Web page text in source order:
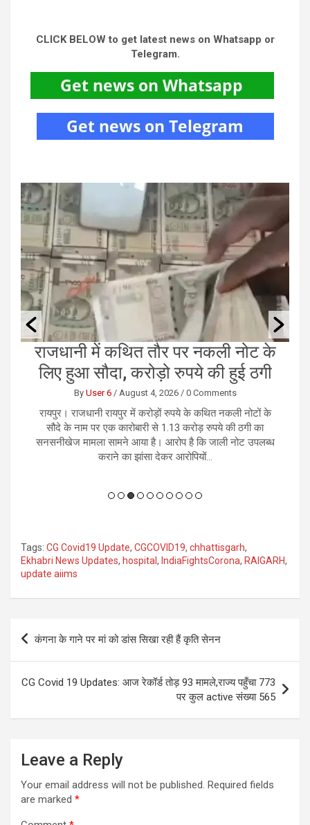
CLICK BELOW to get latest news on Whatsapp or
Telegram.
राजधानी में कथित तौर पर नकली नोट के
लिए हुआ सौदा, करोड़ो रुपये की हुई ठगी
By User 6/ August 4, 2026/ 0 Comments
रायपुर। राजधानी रायपुर में करोड़ों रुपये के कथित नकली नोटों के
सौदे के नाम पर एक कारोबारी से 1.13 करोड़ रुपये की ठगी का
सनसनीखेज मामला सामने आया है। आरोप है कि जाली नोट उपलब्ध
कराने का झांसा देकर आरोपियों...
Tags: CG Covid19 Update, CGCOVID19, chhattisgarh,
Ekhabri News Updates, hospital, IndiaFightsCorona, RAIGARH,
update aiims
Post
navigation
कंगना के गाने पर मां को डांस सिखा रही हैं कृति सेनन
CG Covid 19 Updates: आज रेकॉर्ड तोड़ 93 मामले,राज्य पहुँचा 773
पर कुल active संख्या 565
Leave a Reply
Your email address will not be published. Required fields
are marked *